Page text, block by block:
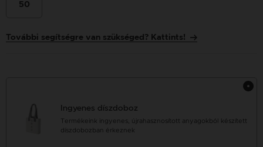
50
További segítségre van szükséged? Kattints!
Ingyenes díszdoboz
Termékeink ingyenes, újrahasznosított anyagokból készített
díszdobozban érkeznek